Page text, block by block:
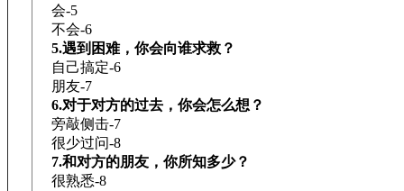
会-5
不会-6
5.遇到困难，你会向谁求救？
自己搞定-6
朋友-7
6.对于对方的过去，你会怎么想？
旁敲侧击-7
很少过问-8
7.和对方的朋友，你所知多少？
很熟悉-8